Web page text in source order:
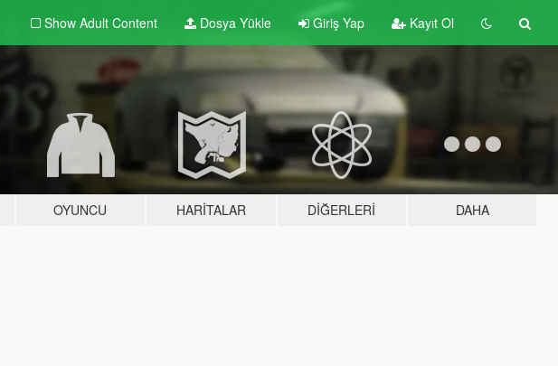
Show Adult Content Dosya Yükle Giriş Yap Kayıt Ol
OYUNCU HARITALAR DIĞERLERI DAHA